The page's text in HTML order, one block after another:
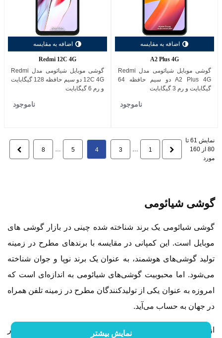
اضافه به مقایسه
A2 Plus 4G
گوشی موبایل شیائومی مدل Redmi
A2 Plus 4G دو سیم حافظه 64
گیگابایت و رم 3 گیگابایت
ناموجود
اضافه به مقایسه
Redmi 12C 4G
گوشی موبایل شیائومی مدل Redmi
12C 4G دو سیم حافظه 128 گیگابایت
و رم 6 گیگابایت
ناموجود
نمایش 61 تا
80 از 160
مورد
1
…
3
4
5
…
8
گوشی شیائومی
گوشی شیائومی یک برند شناخته شده چینی در بازار گوشی های
موبایل است. این کمپانی در مقایسه با برندهای مطرح در زمینه
تولید گوشی‌های هوشمند، به عنوان یک برند نوپا و جوان شناخته
می‌شود. اما محبوبیت گوشی‌های شیائومی به اندازه‌ای است که
امروزه به عنوان یکی از تولیدکنندگان مطرح در زمینه تلفن همراه
در جهان به حساب می‌آید.
از آنجایی که خرید گوشی شیائومی در ایران با استقبال بسیار
نمایش بیشتر